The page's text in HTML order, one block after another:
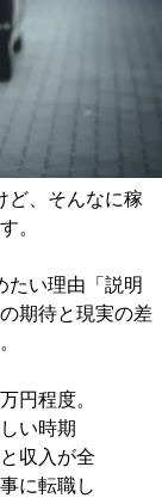
るのも実情
収入減につなが
た。
ど、そんなに稼
。
たい理由「説明
期待と現実の差
円程度。
い時期
収入が全
に転職し